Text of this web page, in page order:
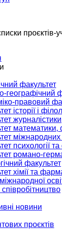
факультет
географічний
правовий
історії і
математики,
міжнародних
психології
романо-
факультет
хімії та
новини
проєктів